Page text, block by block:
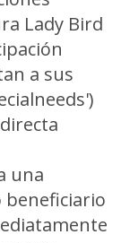
Lady Bird
a sus
una
beneficiario